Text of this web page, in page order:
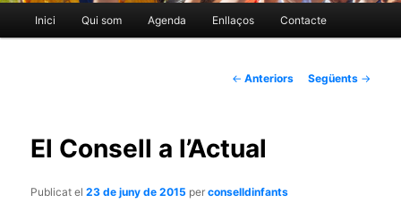
Menú
principal
Aneu
Inici Qui som Agenda Enllaços Contacte
Navegació
les
entrades
← Anteriors Següents →
El Consell a l’Actual
Publicat el23 de juny de 2015 perconselldinfants